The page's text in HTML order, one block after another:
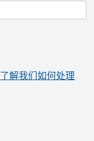
了解我们如何处理